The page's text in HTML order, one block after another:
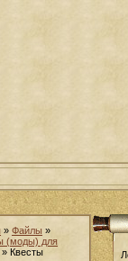
» Файлы »
(моды) для
» Квесты